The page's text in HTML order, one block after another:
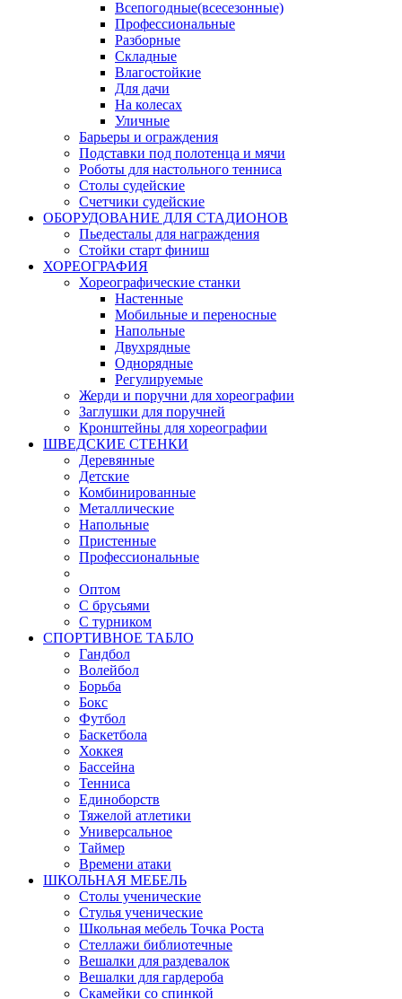
Всепогодные(всесезонные)
Профессиональные
Разборные
Складные
Влагостойкие
Для дачи
На колесах
Уличные
Барьеры и ограждения
Подставки под полотенца и мячи
Роботы для настольного тенниса
Столы судейские
Счетчики судейские
ОБОРУДОВАНИЕ ДЛЯ СТАДИОНОВ
Пьедесталы для награждения
Стойки старт финиш
ХОРЕОГРАФИЯ
Хореографические станки
Настенные
Мобильные и переносные
Напольные
Двухрядные
Однорядные
Регулируемые
Жерди и поручни для хореографии
Заглушки для поручней
Кронштейны для хореографии
ШВЕДСКИЕ СТЕНКИ
Деревянные
Детские
Комбинированные
Металлические
Напольные
Пристенные
Профессиональные
Оптом
С брусьями
С турником
СПОРТИВНОЕ ТАБЛО
Гандбол
Волейбол
Борьба
Бокс
Футбол
Баскетбола
Хоккея
Бассейна
Тенниса
Единоборств
Тяжелой атлетики
Универсальное
Таймер
Времени атаки
ШКОЛЬНАЯ МЕБЕЛЬ
Столы ученические
Стулья ученические
Школьная мебель Точка Роста
Стеллажи библиотечные
Вешалки для раздевалок
Вешалки для гардероба
Скамейки со спинкой